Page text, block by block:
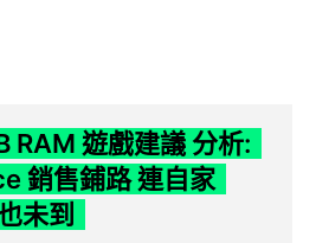
RAM 遊戲建議 分析:
銷售鋪路 連自家
未到